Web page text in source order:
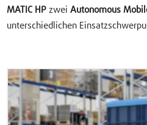
MATIC HP zweiAutonomous
unterschiedlichen